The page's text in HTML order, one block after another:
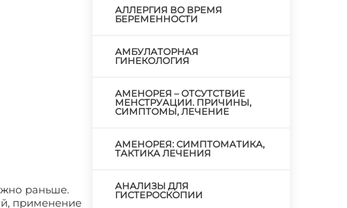
раньше.
применение
АЛЛЕРГИЯ ВО ВРЕМЯ
БЕРЕМЕННОСТИ
АМБУЛАТОРНАЯ
ГИНЕКОЛОГИЯ
АМЕНОРЕЯ – ОТСУТСТВИЕ
МЕНСТРУАЦИИ. ПРИЧИНЫ,
СИМПТОМЫ, ЛЕЧЕНИЕ
АМЕНОРЕЯ: СИМПТОМАТИКА,
ТАКТИКА ЛЕЧЕНИЯ
АНАЛИЗЫ ДЛЯ
ГИСТЕРОСКОПИИ